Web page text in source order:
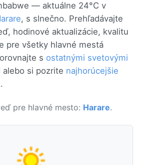
— aktuálne 24°C v
, s slnečno. Prehľadávajte
hodinové aktualizácie, kvalitu
pre všetky hlavné mestá
s ostatnými svetovými
alebo si pozrite najhorúcejšie
.
pre hlavné mesto: Harare.